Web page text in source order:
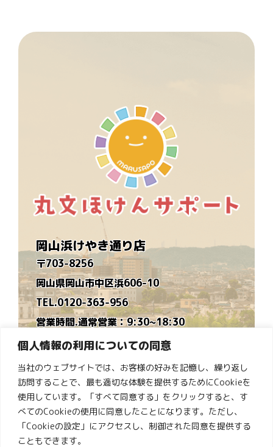
個人情報の利用についての同意
当社のウェブサイトでは、お客様の好みを記憶し、繰り返し
訪問することで、最も適切な体験を提供するためにCookieを
使用しています。「すべて同意する」をクリックすると、す
べてのCookieの使用に同意したことになります。ただし、
「Cookieの設定」にアクセスし、制御された同意を提供する
こともできます。
岡山浜けやき通り店
〒703-8256
岡山県岡山市中区浜606-10
TEL.0120-363-956
営業時間.通常営業：9:30~18:30
時短営業：9:30~16:30
※毎月営業カレンダーを作ります
定休日.水曜日
ゆめタウン倉敷店
〒710-0834
岡山県倉敷市笹沖1274-1ゆめタウン倉敷１階